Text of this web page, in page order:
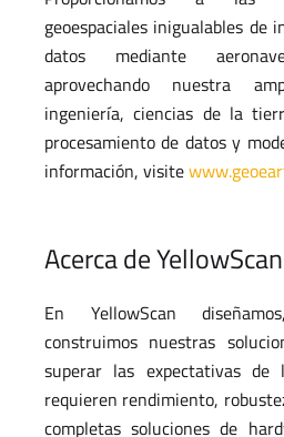
geoespaciales inigualables de
datos mediante
aprovechando nuestra
ingeniería, ciencias de la
procesamiento de datos y
información, visite
Acerca de YellowScan
En YellowScan
construimos nuestras
superar las expectativas de
requieren rendimiento,
completas soluciones de